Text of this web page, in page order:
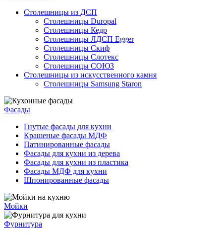
Столешницы из ДСП
Столешницы Duropal
Столешницы Кедр
Столешницы ЛДСП Egger
Столешницы Скиф
Столешницы Слотекс
Столешницы СОЮЗ
Столешницы из искусственного камня
Столешницы Samsung Staron
Фасады
Гнутые фасады для кухни
Крашеные фасады МДФ
Патинированные фасады
Фасады для кухни из дерева
Фасады для кухни из пластика
Фасады МДФ для кухни
Шпонированные фасады
Мойки
Фурнитура